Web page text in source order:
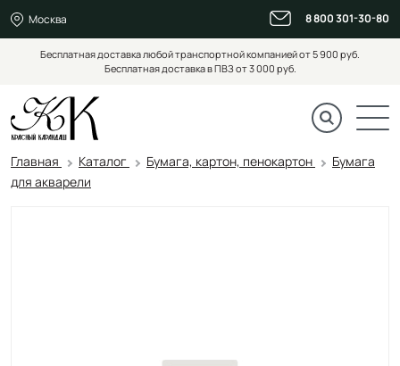
Москва 8 800 301-30-80
Бесплатная доставка любой транспортной компанией от 5 900 руб.
Бесплатная доставка в ПВЗ от 3 000 руб.
Главная Каталог Бумага, картон, пенокартон
Бумага
для акварели